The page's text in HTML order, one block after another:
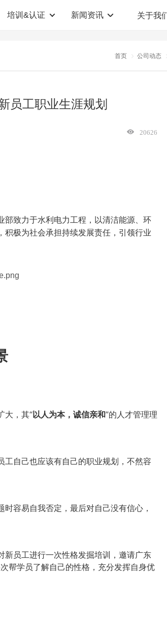
管理咨询
人测评云系统
培训&认证 新闻资讯 关于我
首页 公司动态
员工职业生涯规划
20626
致力于水利电力工程，以清洁能源、环
极为社会承担持续发展责任，引领行业
大，其“以人为本，诚信亲和”的人才管理理
自己也应该有自己的职业规划，不然容
容易自我否定，最后对自己没有信心，
员工进行一次性格发掘培训，邀请广东
帮学员了解自己的性格，充分发挥自身优